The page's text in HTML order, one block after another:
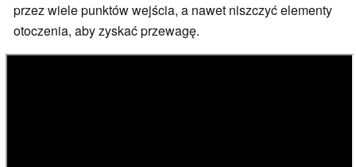
przez wiele punktów wejścia, a nawet niszczyć elementy
otoczenia, aby zyskać przewagę.